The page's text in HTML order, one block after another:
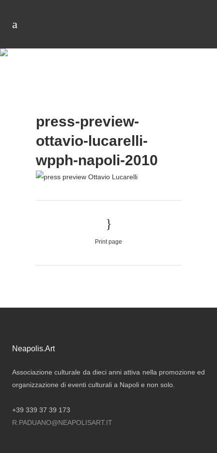
press-preview-
ottavio-lucarelli-
wpph-napoli-2010
Print page
Neapolis.Art
Associazione culturale da dieci anni attiva nella promozione ed
organizzazione di eventi culturali a Napoli e non solo.
+39 339 37 39 173
R.PADUANO@NEAPOLISART.IT